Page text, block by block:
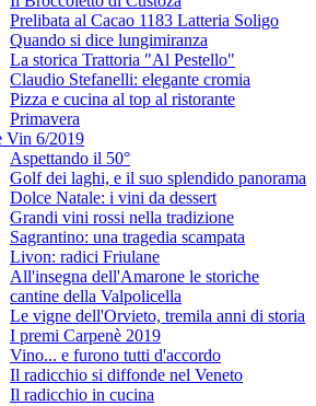
Prelibata al Cacao 1183 Latteria Soligo
Quando si dice lungimiranza
La storica Trattoria "Al Pestello"
Claudio Stefanelli: elegante cromia
Pizza e cucina al top al ristorante
Primavera
Vin 6/2019
Aspettando il 50°
Golf dei laghi, e il suo splendido panorama
Dolce Natale: i vini da dessert
Grandi vini rossi nella tradizione
Sagrantino: una tragedia scampata
Livon: radici Friulane
All'insegna dell'Amarone le storiche
cantine della Valpolicella
Le vigne dell'Orvieto, tremila anni di storia
I premi Carpenè 2019
Vino... e furono tutti d'accordo
Il radicchio si diffonde nel Veneto
Il radicchio in cucina